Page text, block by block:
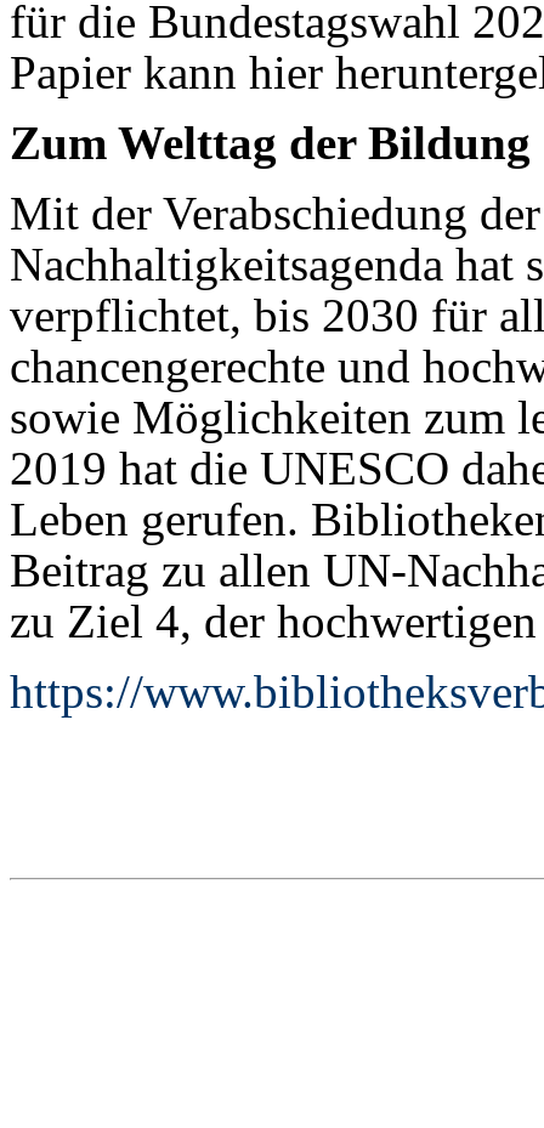
für die Bundestagswahl
Papier kann hier
Zum Welttag der Bildung
Mit der Verabschiedung
Nachhaltigkeitsagenda hat
verpflichtet, bis 2030 für
chancengerechte und
sowie Möglichkeiten zum
2019 hat die UNESCO
Leben gerufen.
Beitrag zu allen UN-
zu Ziel 4, der
https://